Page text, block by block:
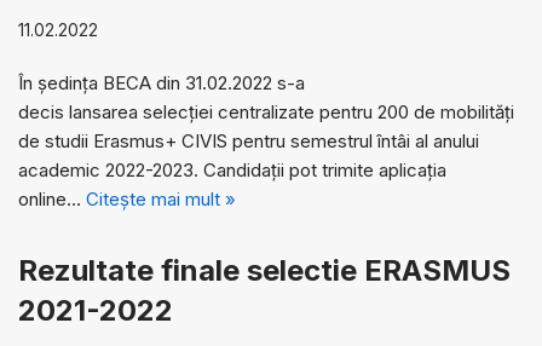
11.02.2022
În ședința BECA din 31.02.2022 s-a
decis lansarea selecției centralizate pentru 200 de mobilități
de studii Erasmus+ CIVIS pentru semestrul întâi al anului
academic 2022-2023. Candidații pot trimite aplicația
online… Citește mai mult »
Rezultate finale selectie ERASMUS
2021-2022